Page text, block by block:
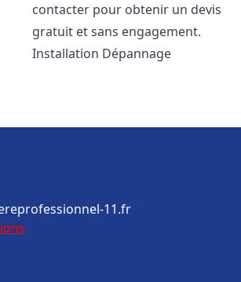
contacter pour obtenir un devis
gratuit et sans engagement.
Installation Dépannage
11.fr